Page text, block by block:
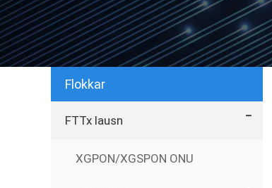
Flokkar
FTTx lausn
XGPON/XGSPON ONU